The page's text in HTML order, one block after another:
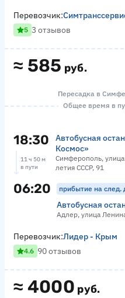
≈ 585 руб.
Перевозчик:
5 3 отзывов
Пересадка в
Общее время в
18:30
Автобусная
Космос»
Симферополь,
летия СССР, 91
11 ч 50 м
в пути
06:20 прибытие на след.
Автобусная
Адлер, улица
≈ 4000 руб.
Перевозчик:Лидер - Крым
4.6 90 отзывов